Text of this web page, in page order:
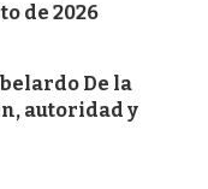
de 2026
De la
autoridad y